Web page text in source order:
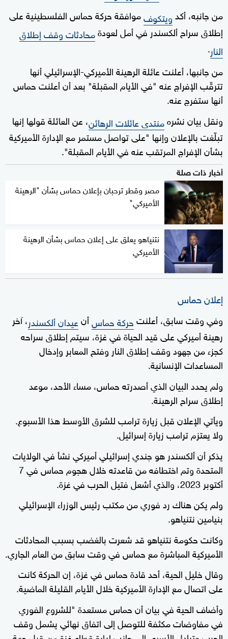
من جانبه، أكدويتكوفموافقة حركة حماس الفلسطينية على
إطلاق سراح ألكسندر في أمل لعودةمحادثات وقف إطلاق
النار.
من جانبها، أعلنت عائلة الرهينة الأميركي-الإسرائيلي أنها
تترقّب الإفراج عنه "في الأيام المقبلة" بعد أن أعلنت حماس
أنها ستفرج عنه.
ونقل بيان نشرهمنتدى عائلات الرهائن، عن العائلة قولها إنها
تبلّغت بالإعلان وإنها "على تواصل مستمر مع الإدارة الأميركية
بشأن الإفراج المرتقب عنه في الأيام المقبلة".
أخبار ذات صلة
مصر وقطر ترحبان بإعلان حماس بشأن "الرهينة
الأميركي"
نتنياهو يعلق على إعلان حماس بشأن الرهينة
الأميركي
إعلان حماس
وفي وقت سابق، أعلنتحركة حماسأنعيدان ألكسندر، آخر
رهينة أميركي على قيد الحياة في غزة، سيتم إطلاق سراحه
كجزء من جهود وقف إطلاق النار وفتح المعابر وإدخال
المساعدات الإنسانية.
ولم يحدد البيان الذي أصدرته حماس، مساء الأحد، موعد
إطلاق سراح الرهينة.
ويأتي الإعلان قبل زيارة ترامب للشرق الأوسط هذا الأسبوع.
ولا يعتزم ترامب زيارة إسرائيل.
يذكر أن ألكسندر هو جندي إسرائيلي أميركي نشأ في الولايات
المتحدة وتم اختطافه من قاعدته خلال هجوم حماس في 7
أكتوبر 2023، والذي أشعل فتيل الحرب في غزة.
ولم يكن هناك رد فوري من مكتب رئيس الوزراء الإسرائيلي
بنيامين نتنياهو.
وكانت حكومة نتنياهو قد شعرت بالغضب بسبب المحادثات
الأميركية المباشرة مع حماس في وقت سابق من العام الجاري.
وقال خليل الحية، أحد قادة حماس في غزة، إن الحركة كانت
على اتصال مع الإدارة الأميركية خلال الأيام القليلة الماضية.
وأضاف الحية في بيان أن حماس مستعدة "للشروع الفوري
في مفاوضات مكثفة للتوصل إلى اتفاق نهائي يشمل وقف